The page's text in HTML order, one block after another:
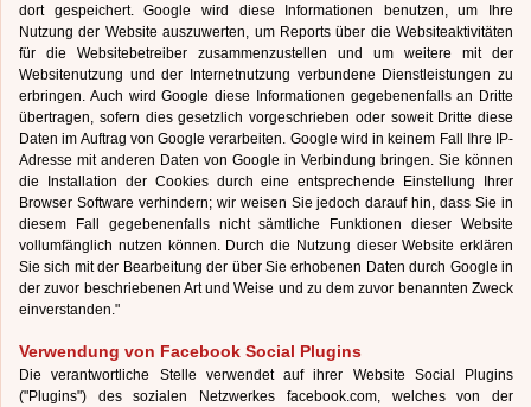
dort gespeichert. Google wird diese Informationen benutzen, um Ihre
Nutzung der Website auszuwerten, um Reports über die Websiteaktivitäten
für die Websitebetreiber zusammenzustellen und um weitere mit der
Websitenutzung und der Internetnutzung verbundene Dienstleistungen zu
erbringen. Auch wird Google diese Informationen gegebenenfalls an Dritte
übertragen, sofern dies gesetzlich vorgeschrieben oder soweit Dritte diese
Daten im Auftrag von Google verarbeiten. Google wird in keinem Fall Ihre IP-
Adresse mit anderen Daten von Google in Verbindung bringen. Sie können
die Installation der Cookies durch eine entsprechende Einstellung Ihrer
Browser Software verhindern; wir weisen Sie jedoch darauf hin, dass Sie in
diesem Fall gegebenenfalls nicht sämtliche Funktionen dieser Website
vollumfänglich nutzen können. Durch die Nutzung dieser Website erklären
Sie sich mit der Bearbeitung der über Sie erhobenen Daten durch Google in
der zuvor beschriebenen Art und Weise und zu dem zuvor benannten Zweck
einverstanden."
Verwendung von Facebook Social Plugins
Die verantwortliche Stelle verwendet auf ihrer Website Social Plugins
("Plugins") des sozialen Netzwerkes facebook.com, welches von der